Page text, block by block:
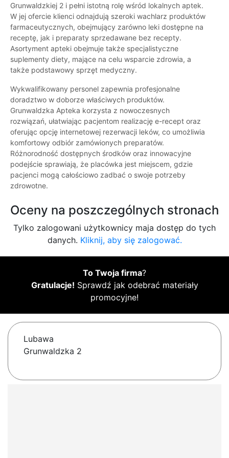
Grunwaldzkiej 2 i pełni istotną rolę wśród lokalnych aptek.
W jej ofercie klienci odnajdują szeroki wachlarz produktów
farmaceutycznych, obejmujący zarówno leki dostępne na
receptę, jak i preparaty sprzedawane bez recepty.
Asortyment apteki obejmuje także specjalistyczne
suplementy diety, mające na celu wsparcie zdrowia, a
także podstawowy sprzęt medyczny.
Wykwalifikowany personel zapewnia profesjonalne
doradztwo w doborze właściwych produktów.
Grunwaldzka Apteka korzysta z nowoczesnych
rozwiązań, ułatwiając pacjentom realizację e-recept oraz
oferując opcję internetowej rezerwacji leków, co umożliwia
komfortowy odbiór zamówionych preparatów.
Różnorodność dostępnych środków oraz innowacyjne
podejście sprawiają, że placówka jest miejscem, gdzie
pacjenci mogą całościowo zadbać o swoje potrzeby
zdrowotne.
Oceny na poszczególnych stronach
Tylko zalogowani użytkownicy maja dostęp do tych
danych. Kliknij, aby się zalogować.
To Twoja firma?
Gratulacje! Sprawdź jak odebrać materiały
promocyjne!
Lubawa
Grunwaldzka 2